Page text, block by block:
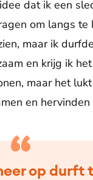
dat ik een
om langs te
maar ik
en krijg ik
maar het
en
op